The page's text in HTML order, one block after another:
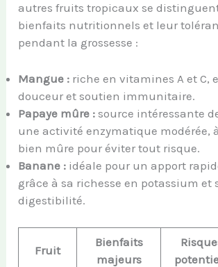
autres fruits tropicaux se
bienfaits nutritionnels et leur
pendant la grossesse :
Mangue : riche en vitamines A et C,
douceur et soutien immunitaire.
Papaye mûre : source intéressante
une activité enzymatique modérée,
bien mûre pour éviter tout risque.
Banane : idéale pour un apport
grâce à sa richesse en potassium et
digestibilité.
Fruit
Bienfaits
majeurs